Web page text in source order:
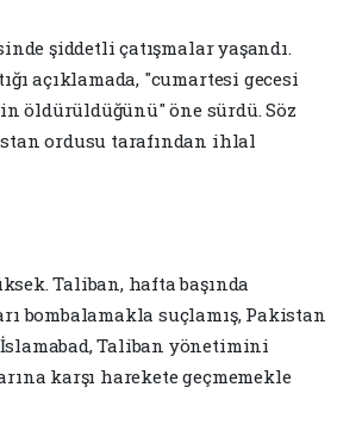
şiddetli çatışmalar yaşandı.
açıklamada, "cumartesi gecesi
öldürüldüğünü" öne sürdü. Söz
ordusu tarafından ihlal
Taliban, hafta başında
bombalamakla suçlamış, Pakistan
Taliban yönetimini
karşı harekete geçmemekle